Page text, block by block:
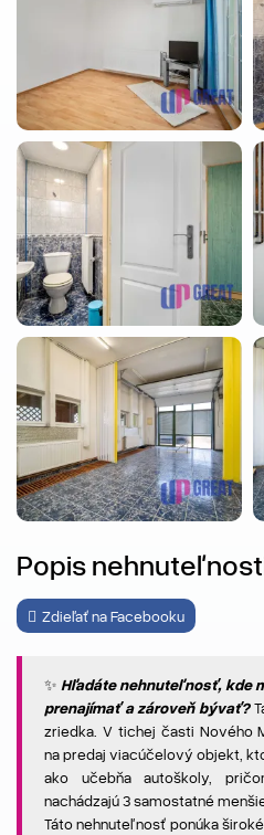
Popis
Zdieľať na Facebooku
✨ Hľadáte nehnuteľnosť, kde
prenajímať a zároveň bývať?
zriedka. V tichej časti Nového
na predaj viacúčelový objekt,
ako učebňa autoškoly,
nachádzajú 3 samostatné
Táto nehnuteľnosť ponúka